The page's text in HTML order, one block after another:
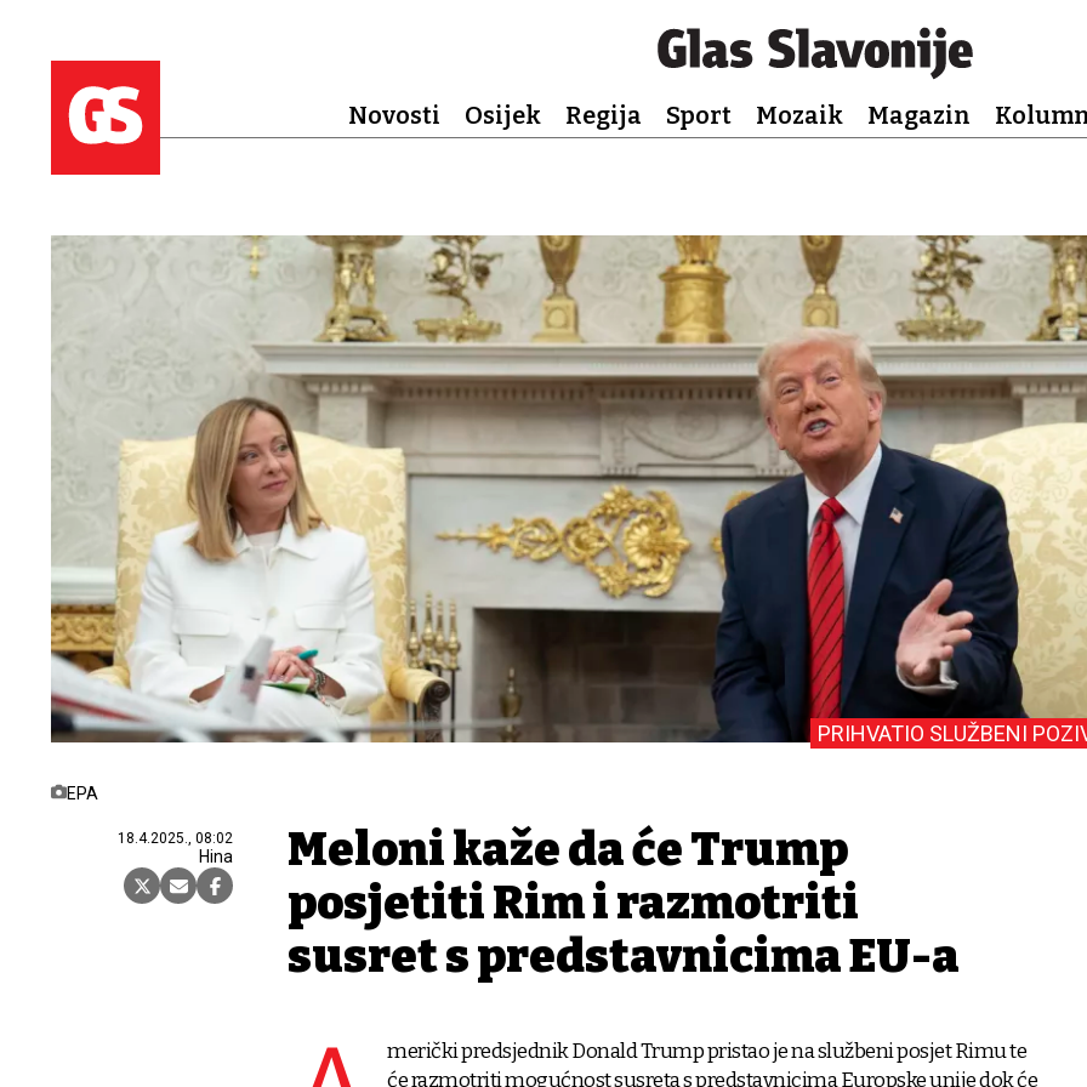
Novosti Osijek Regija Sport Mozaik Magazin
EPA
18.4.2025., 08:02
Hina
PRIHVATIO SLUŽBENI
Meloni kaže da će Trump
posjetiti Rim i razmotriti
susret s predstavnicima EU-a
merički predsjednik Donald Trump pristao je na službeni posjet Rimu te
će razmotriti mogućnost susreta s predstavnicima Europske unije dok će